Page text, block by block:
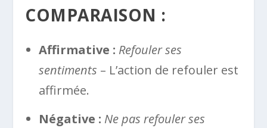
COMPARAISON :
Affirmative : Refouler ses
sentiments – L’action de refouler est
affirmée.
Négative : Ne pas refouler ses